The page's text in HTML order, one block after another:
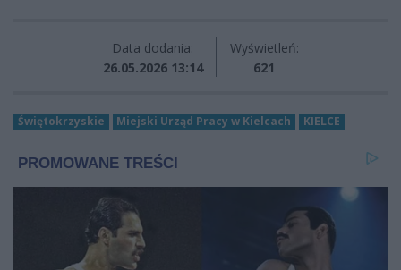
Data dodania:
26.05.2026 13:14
Wyświetleń:
621
Świętokrzyskie Miejski Urząd Pracy w Kielcach KIELCE